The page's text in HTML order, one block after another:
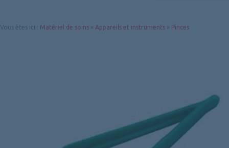
Vous êtes ici Matériel de soins » Appareils et instruments » Pinces